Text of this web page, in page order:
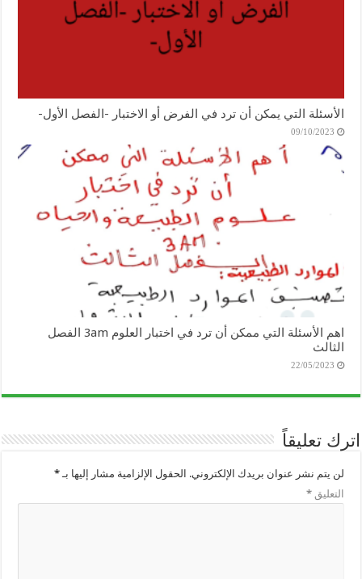
الأسئلة التي يمكن أن ترد في الفرض أو الاختبار -الفصل الأول-
09/10/2023
اهم الأسئلة التي ممكن أن ترد في اختبار العلوم 3am الفصل
الثالث
22/05/2023
اترك تعليقاً
لن يتم نشر عنوان بريدك الإلكتروني. الحقول الإلزامية مشار إليها بـ*
التعليق*